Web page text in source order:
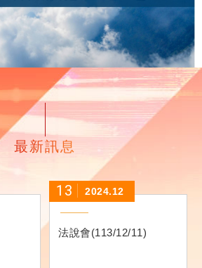
最新訊息
13 2024.12
法說會(113/12/11)